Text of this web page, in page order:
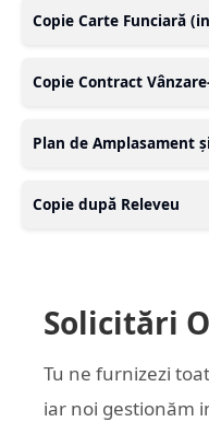
Copie Carte Funciară
Copie Contract
Plan de Amplasament
Copie după Releveu
Solicitări
Tu ne furnizezi
iar noi gestionăm